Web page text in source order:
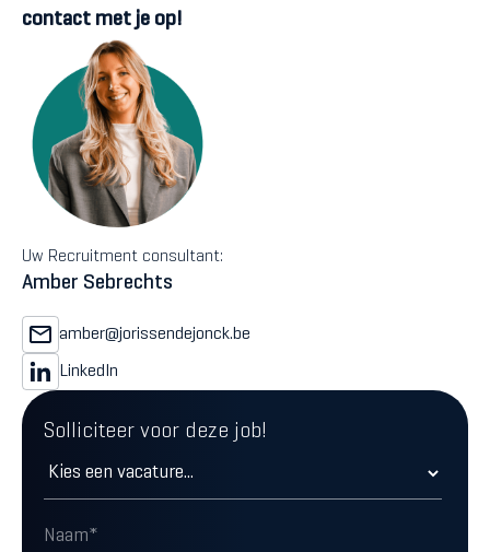
contact met je op!
Uw Recruitment consultant:
Amber Sebrechts
amber@jorissendejonck.be
LinkedIn
Solliciteer voor deze job!